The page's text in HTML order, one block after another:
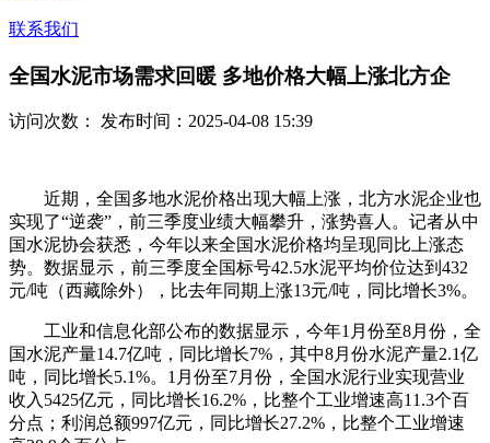
联系我们
全国水泥市场需求回暖 多地价格大幅上涨北方企
访问次数： 发布时间：2025-04-08 15:39
近期，全国多地水泥价格出现大幅上涨，北方水泥企业也
实现了“逆袭”，前三季度业绩大幅攀升，涨势喜人。记者从中
国水泥协会获悉，今年以来全国水泥价格均呈现同比上涨态
势。数据显示，前三季度全国标号42.5水泥平均价位达到432
元/吨（西藏除外），比去年同期上涨13元/吨，同比增长3%。
工业和信息化部公布的数据显示，今年1月份至8月份，全
国水泥产量14.7亿吨，同比增长7%，其中8月份水泥产量2.1亿
吨，同比增长5.1%。1月份至7月份，全国水泥行业实现营业
收入5425亿元，同比增长16.2%，比整个工业增速高11.3个百
分点；利润总额997亿元，同比增长27.2%，比整个工业增速